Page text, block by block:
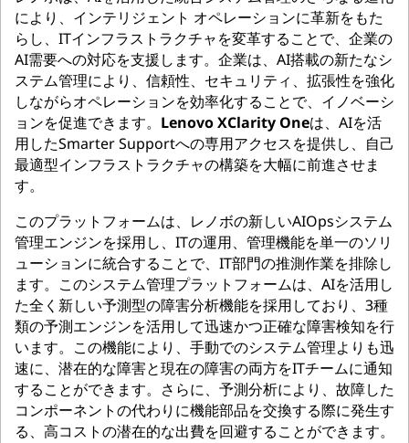
により、インテリジェント オペレーションに革新をもた
らし、ITインフラストラクチャを変革することで、企業の
AI需要への対応を支援します。企業は、AI搭載の新たなシ
ステム管理により、信頼性、セキュリティ、拡張性を強化
しながらオペレーションを効率化することで、イノベーシ
ョンを促進できます。 Lenovo XClarity Oneは、AIを活
用したSmarter Supportへの専用アクセスを提供し、自己
最適型インフラストラクチャの構築を大幅に前進させま
す。
このプラットフォームは、レノボの新しいAIOpsシステム
管理エンジンを採用し、ITの運用、管理機能を単一のソリ
ューションに統合することで、IT部門の推測作業を排除し
ます。このシステム管理プラットフォームは、AIを活用し
た全く新しい予測型の障害分析機能を採用しており、3種
類の予測エンジンを活用して迅速かつ正確な障害検知を行
います。この機能により、手動でのシステム管理よりも迅
速に、潜在的な障害と現在の障害の両方をITチームに通知
することができます。さらに、予測分析により、故障した
コンポーネントの代わりに機能部品を交換する際に発生す
る、高コストの潜在的な出費を回避することができます。